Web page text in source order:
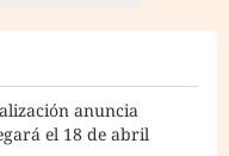
anuncia
el 18 de abril